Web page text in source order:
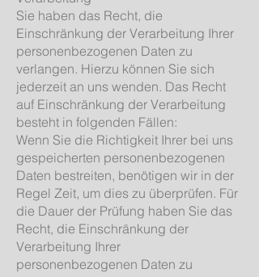
Sie haben das Recht, die
Einschränkung der Verarbeitung Ihrer
personenbezogenen Daten zu
verlangen. Hierzu können Sie sich
jederzeit an uns wenden. Das Recht
auf Einschränkung der Verarbeitung
besteht in folgenden Fällen:
Wenn Sie die Richtigkeit Ihrer bei uns
gespeicherten personenbezogenen
Daten bestreiten, benötigen wir in der
Regel Zeit, um dies zu überprüfen. Für
die Dauer der Prüfung haben Sie das
Recht, die Einschränkung der
Verarbeitung Ihrer
personenbezogenen Daten zu